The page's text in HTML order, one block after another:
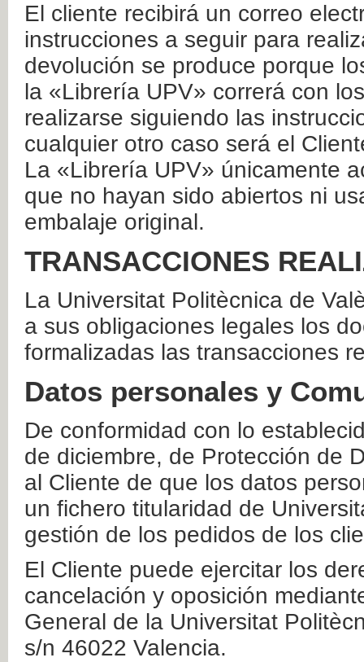
El cliente recibirá un correo
instrucciones a seguir para
devolución se produce porque
la «Librería UPV» correrá con
realizarse siguiendo las
cualquier otro caso será el
La «Librería UPV» únicamente
que no hayan sido abiertos ni
embalaje original.
TRANSACCIONES
La Universitat Politècnica de
a sus obligaciones legales los
formalizadas las transacciones
Datos personales y
De conformidad con lo
de diciembre, de Protección de
al Cliente de que los datos
un fichero titularidad de
gestión de los pedidos de los
El Cliente puede ejercitar los
cancelación y oposición
General de la Universitat
s/n 46022 Valencia.